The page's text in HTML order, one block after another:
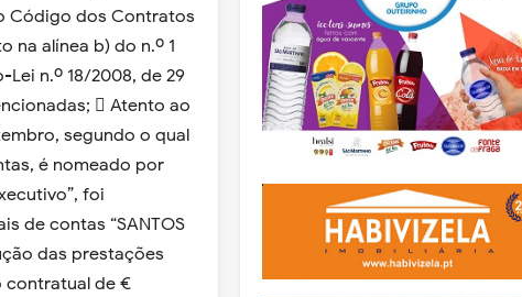
Código dos Contratos
alínea b) do n.º 1
n.º 18/2008, de 29
 Atento ao
segundo o qual
é nomeado por
foi
de contas “SANTOS
das prestações
contratual de €